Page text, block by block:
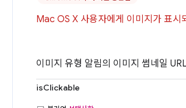
Mac OS X 사용자에게 이미지가 표시
이미지 유형 알림의 이미지 썸네일
isClickable